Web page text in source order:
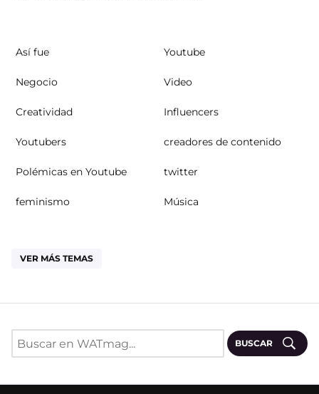
Así fue Youtube
Negocio Video
Creatividad Influencers
Youtubers creadores de contenido
Polémicas en Youtube twitter
feminismo Música
VER MÁS TEMAS
BUSCAR